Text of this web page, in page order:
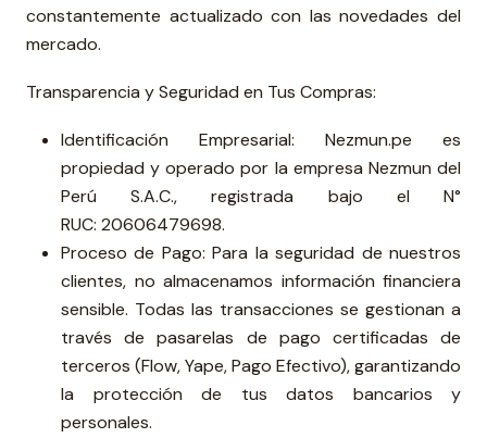
constantemente actualizado con las novedades del
mercado.
Transparencia y Seguridad en Tus Compras:
Identificación Empresarial: Nezmun.pe es
propiedad y operado por la empresa Nezmun del
Perú S.A.C., registrada bajo el N°
RUC: 20606479698.
Proceso de Pago: Para la seguridad de nuestros
clientes, no almacenamos información financiera
sensible. Todas las transacciones se gestionan a
través de pasarelas de pago certificadas de
terceros (Flow, Yape, Pago Efectivo), garantizando
la protección de tus datos bancarios y
personales.